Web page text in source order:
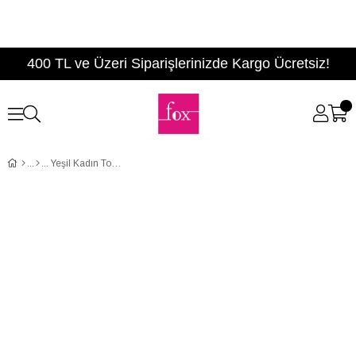
400 TL ve Üzeri Siparişlerinizde Kargo Ücretsiz!
Yeşil Kadın Topuklu Ayakkabı C922151914